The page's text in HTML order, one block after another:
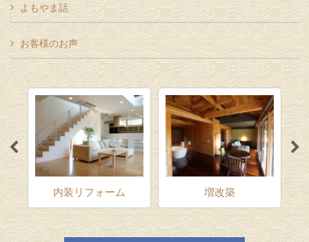
よもやま話
お客様のお声
内装リフォーム 増改築